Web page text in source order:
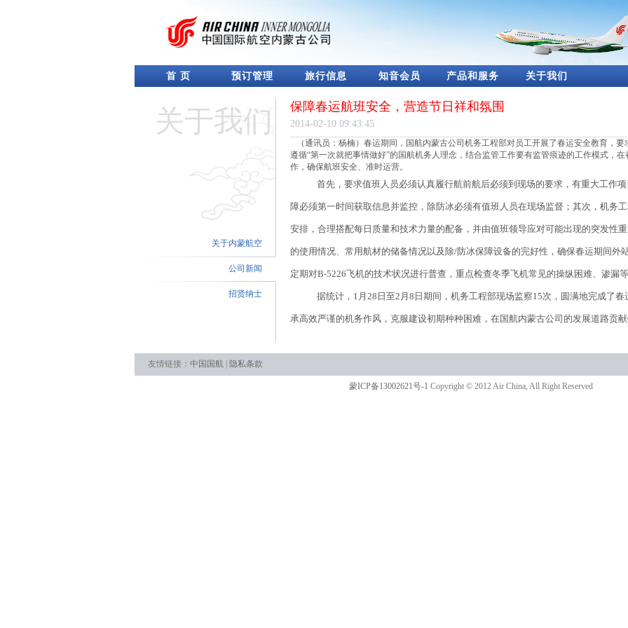
首 页 预订管理 旅行信息 知音会员 产品和服务 关于我们
关于我们
关于内蒙航空
公司新闻
招贤纳士
保障春运航班安全，营造节日祥和氛围
2014-02-10 09:43:45
（通讯员：杨楠）春运期间，国航内蒙古公司机务工程部对员工开展了春运安全教育，
遵循“第一次就把事情做好”的国航机务人理念，结合监管工作要有监管痕迹的工作模式，
作，确保航班安全、准时运营。
首先，要求值班人员必须认真履行航前航后必须到现场的要求，有重大工作
障必须第一时间获取信息并监控，除防冰必须有值班人员在现场监督；其次，机务
安排，合理搭配每日质量和技术力量的配备，并由值班领导应对可能出现的突发性
的使用情况、常用航材的储备情况以及除/防冰保障设备的完好性，确保春运期间外
定期对B-5226飞机的技术状况进行普查，重点检查冬季飞机常见的操纵困难、渗漏
据统计，1月28日至2月8日期间，机务工程部现场监察15次，圆满地完成了
承高效严谨的机务作风，克服建设初期种种困难，在国航内蒙古公司的发展道路贡献
友情链接： 中国国航 隐私条款
蒙ICP备13002621号-1 Copyright © 2012 Air China, All Right Reserved